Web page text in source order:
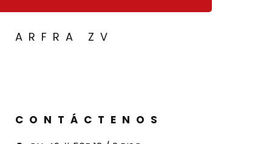
ARFRA ZV
CONTÁCTENOS